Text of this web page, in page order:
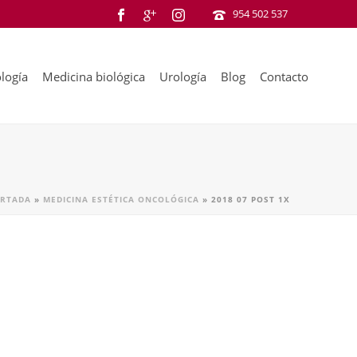
954 502 537
Medicina biológica Urología Blog Contacto
» MEDICINA ESTÉTICA ONCOLÓGICA » 2018 07 POST 1X